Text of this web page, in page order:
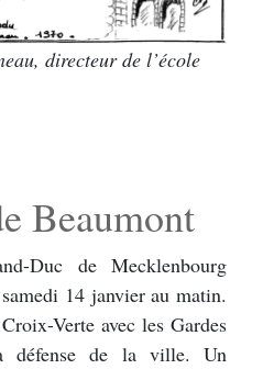
directeur de l’école
Beaumont
Duc de Mecklenbourg
14 janvier au matin.
Verte avec les Gardes
défense de la ville. Un